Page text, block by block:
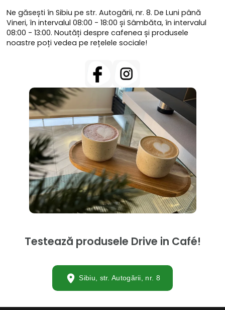
Ne găsești în Sibiu pe str. Autogării, nr. 8. De Luni până
Vineri, în intervalul 08:00 - 18:00 și Sâmbăta, în intervalul
08:00 - 13:00. Noutăți despre cafenea și produsele
noastre poți vedea pe rețelele sociale!
Testează produsele Drive in Café!
Sibiu, str. Autogării, nr. 8